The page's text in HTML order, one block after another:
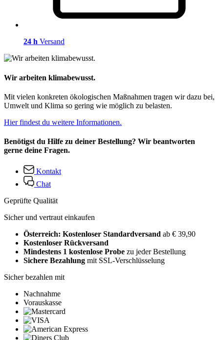
24 h Versand
Wir arbeiten klimabewusst.
Mit vielen konkreten ökologischen Maßnahmen tragen wir dazu bei,
Umwelt und Klima so gering wie möglich zu belasten.
Hier findest du weitere Informationen.
Benötigst du Hilfe zu deiner Bestellung? Wir beantworten
gerne deine Fragen.
Kontakt
Chat
Geprüfte Qualität
Sicher und vertraut einkaufen
Österreich: Kostenloser Standardversand ab € 39,90
Kostenloser Rückversand
Mindestens 1 kostenlose Probe zu jeder Bestellung
Sichere Bezahlung mit SSL-Verschlüsselung
Sicher bezahlen mit
Nachnahme
Vorauskasse